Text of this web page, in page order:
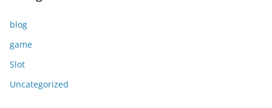
blog
game
Slot
Uncategorized